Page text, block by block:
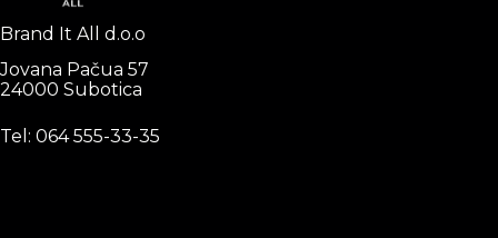
Brand It All d.o.o
Jovana Pačua 57
24000 Subotica
Tel: 064 555-33-35